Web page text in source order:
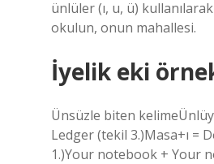
ünlüler (ı, u, ü)
okulun, onun mahallesi.
İyelik eki
Ünsüzle biten
Ledger (tekil 3.)Masa+ı =
1.)Your notebook + Your